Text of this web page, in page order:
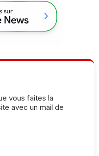
vous faites la
avec un mail de